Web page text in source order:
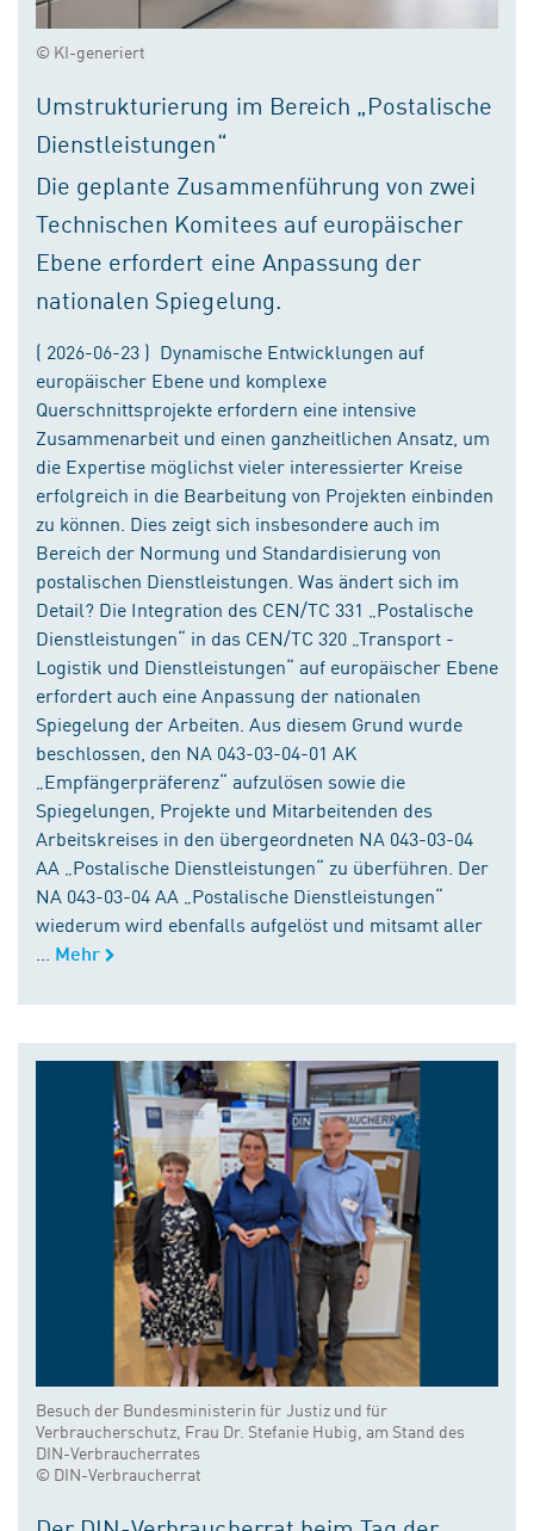
© KI-generiert
Umstrukturierung im Bereich „Postalische
Dienstleistungen“
Die geplante Zusammenführung von zwei
Technischen Komitees auf europäischer
Ebene erfordert eine Anpassung der
nationalen Spiegelung.
( 2026-06-23 ) Dynamische Entwicklungen auf
europäischer Ebene und komplexe
Querschnittsprojekte erfordern eine intensive
Zusammenarbeit und einen ganzheitlichen Ansatz, um
die Expertise möglichst vieler interessierter Kreise
erfolgreich in die Bearbeitung von Projekten einbinden
zu können. Dies zeigt sich insbesondere auch im
Bereich der Normung und Standardisierung von
postalischen Dienstleistungen. Was ändert sich im
Detail? Die Integration des CEN/TC 331 „Postalische
Dienstleistungen“ in das CEN/TC 320 „Transport -
Logistik und Dienstleistungen“ auf europäischer Ebene
erfordert auch eine Anpassung der nationalen
Spiegelung der Arbeiten. Aus diesem Grund wurde
beschlossen, den NA 043-03-04-01 AK
„Empfängerpräferenz“ aufzulösen sowie die
Spiegelungen, Projekte und Mitarbeitenden des
Arbeitskreises in den übergeordneten NA 043-03-04
AA „Postalische Dienstleistungen“ zu überführen. Der
NA 043-03-04 AA „Postalische Dienstleistungen“
wiederum wird ebenfalls aufgelöst und mitsamt aller
Mehr
Besuch der Bundesministerin für Justiz und für
Verbraucherschutz, Frau Dr. Stefanie Hubig, am Stand des
DIN-Verbraucherrates
© DIN-Verbraucherrat